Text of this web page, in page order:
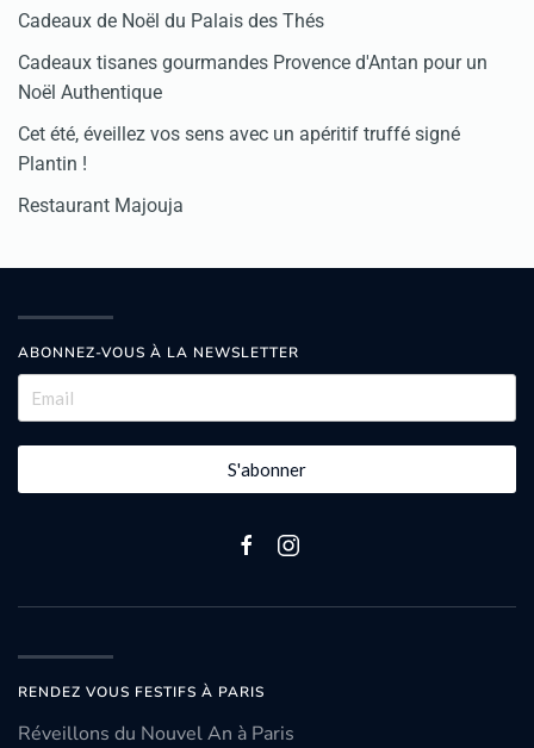
Cadeaux de Noël du Palais des Thés
Cadeaux tisanes gourmandes Provence d'Antan pour un
Noël Authentique
Cet été, éveillez vos sens avec un apéritif truffé signé
Plantin !
Restaurant Majouja
ABONNEZ-VOUS À LA NEWSLETTER
S'abonner
RENDEZ VOUS FESTIFS À PARIS
Réveillons du Nouvel An à Paris